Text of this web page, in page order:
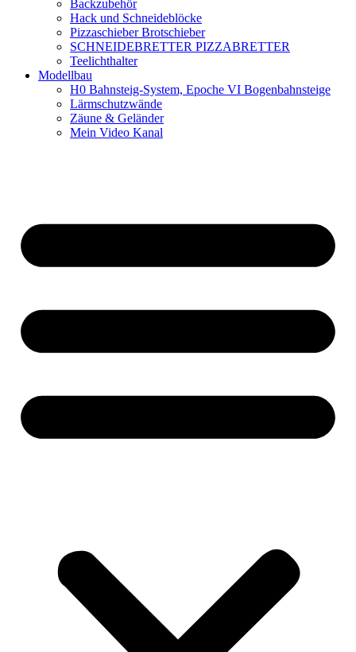
Backzubehör
Hack und Schneideblöcke
Pizzaschieber Brotschieber
SCHNEIDEBRETTER PIZZABRETTER
Teelichthalter
Modellbau
H0 Bahnsteig-System, Epoche VI Bogenbahnsteige
Lärmschutzwände
Zäune & Geländer
Mein Video Kanal